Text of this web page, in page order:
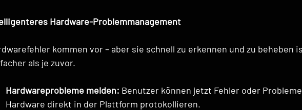
Hardware-Problemmanagement
kommen vor – aber sie schnell zu erkennen und zu beheben
als je zuvor.
Hardwareprobleme melden: Benutzer können jetzt Fehler oder
Hardware direkt in der Plattform protokollieren.